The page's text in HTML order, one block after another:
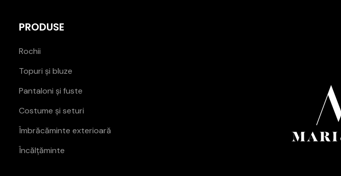
PRODUSE
Rochii
Topuri și bluze
Pantaloni și fuste
Costume și seturi
Îmbrăcăminte exterioară
Încălțăminte